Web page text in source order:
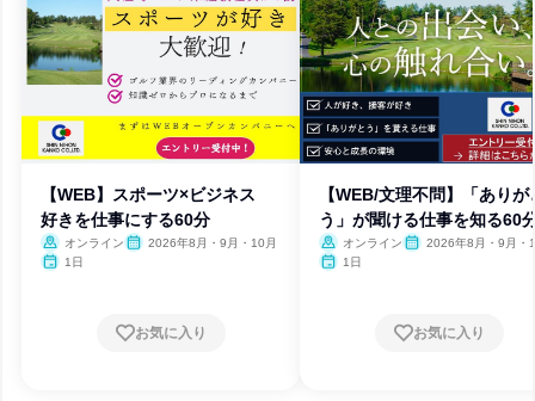
【WEB】スポーツ×ビジネス
好きを仕事にする60分
オンライン
2026年8月・9月・10月
1日
お気に入り
【WEB/文理不問】「ありが
う」が聞ける仕事を知る60
オンライン
2026年8月・9月・
1日
お気に入り